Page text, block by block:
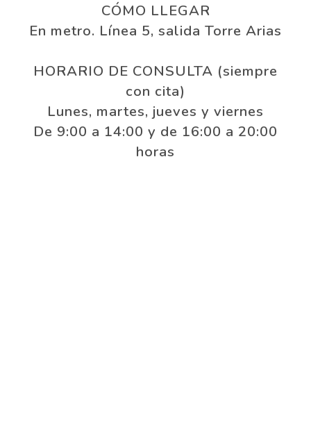
CÓMO LLEGAR
En metro. Línea 5, salida Torre Arias
HORARIO DE CONSULTA (siempre
con cita)
Lunes, martes, jueves y viernes
De 9:00 a 14:00 y de 16:00 a 20:00
horas